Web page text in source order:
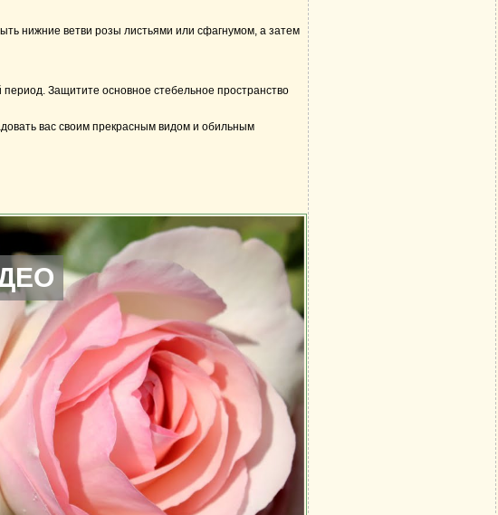
нижние ветви розы листьями или сфагнумом, а затем
Защитите основное стебельное пространство
вас своим прекрасным видом и обильным